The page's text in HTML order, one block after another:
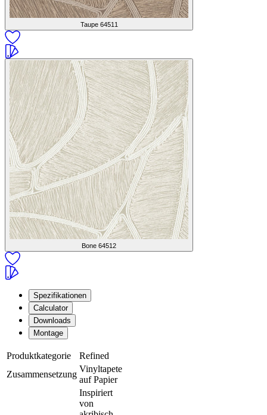
Taupe 64511
Bone 64512
Spezifikationen
Calculator
Downloads
Montage
Produktkategorie
Refined
Zusammensetzung
Vinyltapete
auf Papier
Inspiriert
von